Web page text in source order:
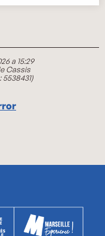
a 15:29
Cassis
5538431)